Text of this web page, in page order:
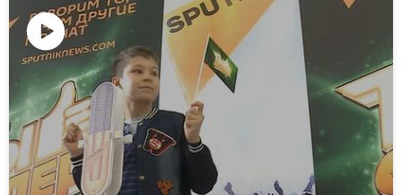
Воспроизвести
видео